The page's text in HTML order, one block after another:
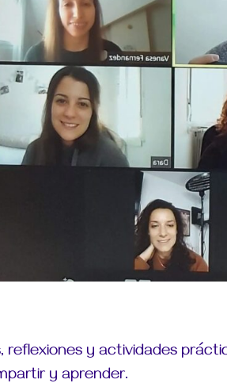
y actividades
y aprender.